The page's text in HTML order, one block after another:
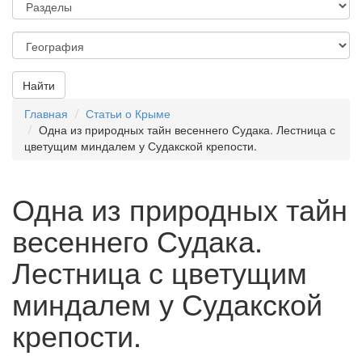
Найти
Главная
Статьи о Крыме
Одна из природных тайн весеннего Судака. Лестница с
цветущим миндалем у Судакской крепости.
Одна из природных тайн
весеннего Судака.
Лестница с цветущим
миндалем у Судакской
крепости.